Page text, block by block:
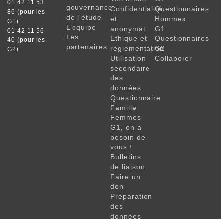
gouvernance
de l'étude
L’équipe
Les
partenaires
Confidentialité
et
anonymat
Ethique et
réglementation
Utilisation
secondaire
des
données
Questionnaire
Famille
Femmes
G1, on a
besoin de
vous !
Bulletins
de liaison
Faire un
don
Préparation
des
données
Questionnaires
Hommes
G1
Questionnaires
G2
Collaborer
01 42 11 53
86 (pour les
G1)
01 42 11 56
40 (pour les
G2)